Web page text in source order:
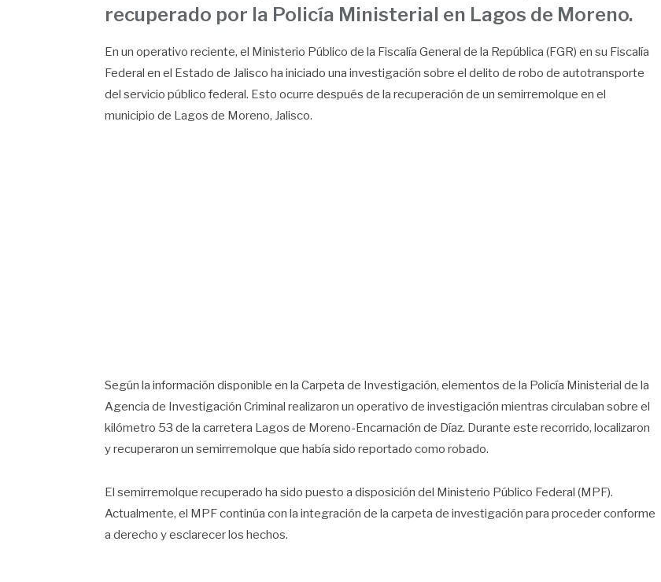
recuperado por la Policía Ministerial en Lagos de Moreno.
En un operativo reciente, el Ministerio Público de la Fiscalía General de la República (FGR) en su Fiscalía
Federal en el Estado de Jalisco ha iniciado una investigación sobre el delito de robo de autotransporte
del servicio público federal. Esto ocurre después de la recuperación de un semirremolque en el
municipio de Lagos de Moreno, Jalisco.
Según la información disponible en la Carpeta de Investigación, elementos de la Policía Ministerial de la
Agencia de Investigación Criminal realizaron un operativo de investigación mientras circulaban sobre el
kilómetro 53 de la carretera Lagos de Moreno-Encarnación de Díaz. Durante este recorrido, localizaron
y recuperaron un semirremolque que había sido reportado como robado.
El semirremolque recuperado ha sido puesto a disposición del Ministerio Público Federal (MPF).
Actualmente, el MPF continúa con la integración de la carpeta de investigación para proceder conforme
a derecho y esclarecer los hechos.